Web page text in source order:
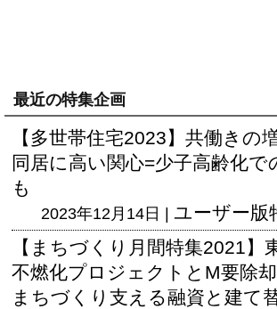
最近の特集企画
【多世帯住宅2023】共働きの
同居に高い関心=少子高齢化で
も
2023年12月14日 | ユーザー版
【まちづくり月間特集2021】
不燃化プロジェクトとM要除却
まちづくり支える融資と建て